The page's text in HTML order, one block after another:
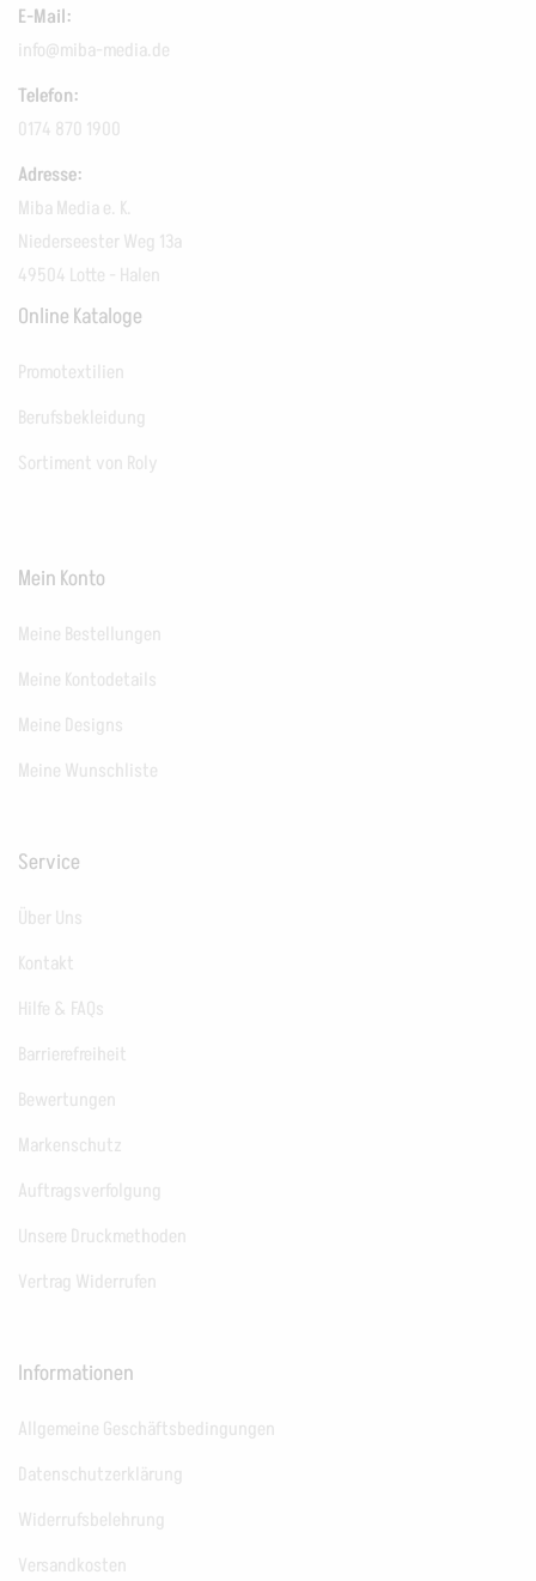
E-Mail:
info@miba-media.de
Telefon:
0174 870 1900
Adresse:
Miba Media e. K.
Niederseester Weg 13a
49504 Lotte - Halen
Online Kataloge
Promotextilien
Berufsbekleidung
Sortiment von Roly
Mein Konto
Meine Bestellungen
Meine Kontodetails
Meine Designs
Meine Wunschliste
Service
Über Uns
Kontakt
Hilfe & FAQs
Barrierefreiheit
Bewertungen
Markenschutz
Auftragsverfolgung
Unsere Druckmethoden
Vertrag Widerrufen
Informationen
Allgemeine Geschäftsbedingungen
Datenschutzerklärung
Widerrufsbelehrung
Versandkosten